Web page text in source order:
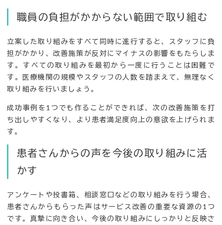
職員の負担がかからない範囲で取り組む
立案した取り組みをすべて同時に進行すると、スタッフに負
担がかかり、改善施策が反対にマイナスの影響をもたらしま
す。すべての取り組みを最初から一度に行うことは困難で
す。医療機関の規模やスタッフの人数を踏まえて、無理なく
取り組みを行いましょう。
成功事例を1つでも作ることができれば、次の改善施策を打
ち出しやすくなり、より患者満足度向上の意欲を上げられま
す。
患者さんからの声を今後の取り組みに活
かす
アンケートや投書箱、相談窓口などの取り組みを行う場合、
患者さんからもらった声はサービス改善の重要な資源の1つ
です。真摯に向き合い、今後の取り組みにしっかりと反映さ